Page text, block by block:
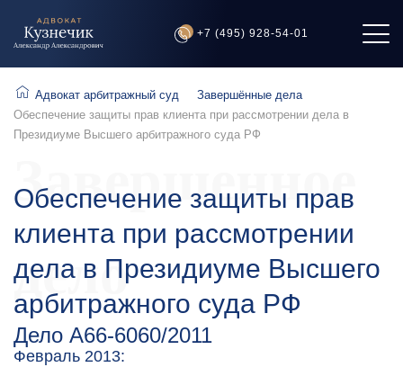
+7 (495) 928-54-01
Адвокат арбитражный суд
Завершённые дела
Обеспечение защиты прав клиента при рассмотрении дела в
Президиуме Высшего арбитражного суда РФ
Обеспечение защиты прав
клиента при рассмотрении
дела в Президиуме Высшего
арбитражного суда РФ
Дело А66-6060/2011
Февраль 2013:
Завершенное
дело